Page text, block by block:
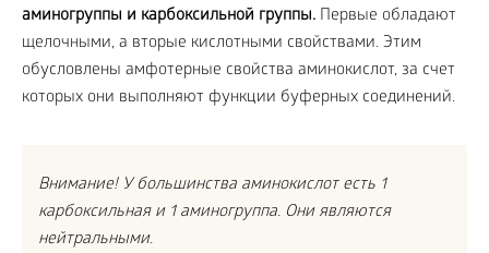
аминогруппы и карбоксильной группы. Первые обладают
щелочными, а вторые кислотными свойствами. Этим
обусловлены амфотерные свойства аминокислот, за счет
которых они выполняют функции буферных соединений.
Внимание! У большинства аминокислот есть 1
карбоксильная и 1 аминогруппа. Они являются
нейтральными.